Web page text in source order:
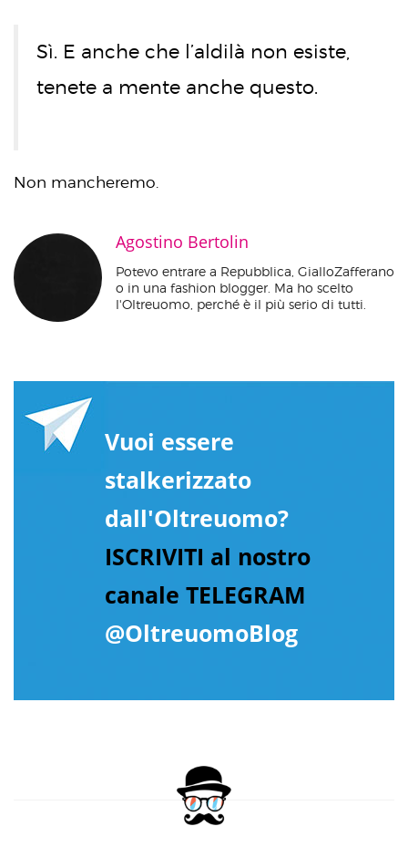
Sì. E anche che l’aldilà non esiste,
tenete a mente anche questo.
Non mancheremo.
Agostino Bertolin
Potevo entrare a Repubblica, GialloZafferano
o in una fashion blogger. Ma ho scelto
l'Oltreuomo, perché è il più serio di tutti.
Vuoi essere
stalkerizzato
dall'Oltreuomo?
ISCRIVITI al nostro
canale TELEGRAM
@OltreuomoBlog